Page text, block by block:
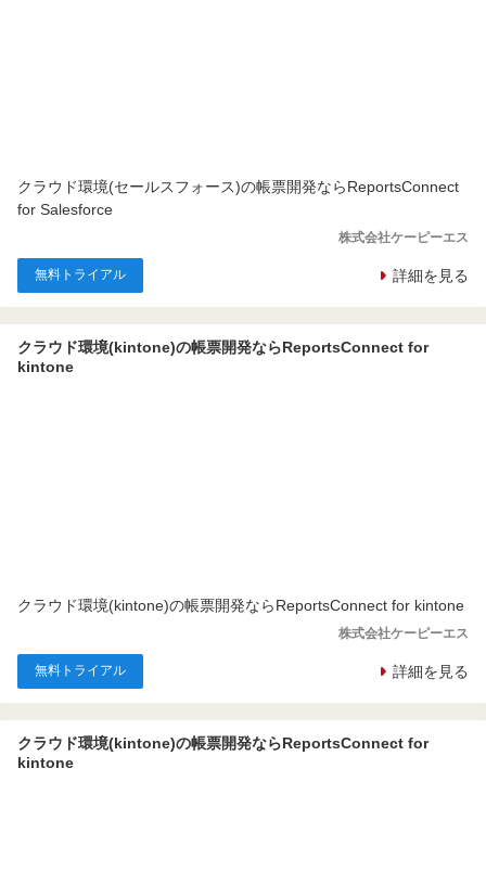
クラウド環境(セールスフォース)の帳票開発ならReportsConnect
for Salesforce
株式会社ケーピーエス
無料トライアル 詳細を見る
クラウド環境(kintone)の帳票開発ならReportsConnect for
kintone
クラウド環境(kintone)の帳票開発ならReportsConnect for kintone
株式会社ケーピーエス
無料トライアル 詳細を見る
クラウド環境(kintone)の帳票開発ならReportsConnect for
kintone